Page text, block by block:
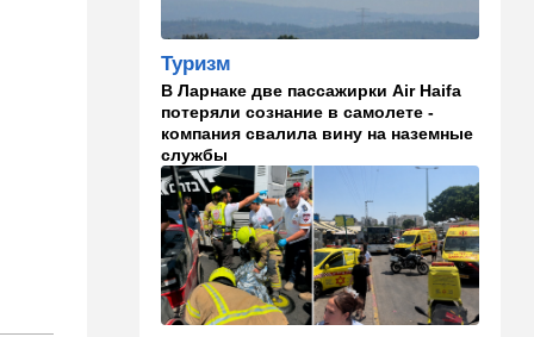
Совет мира начинает
Газе
21:21 Ближний Восток
Караван идет: Иран и Оман
почти договорились
20:40 В мире
"Мы вам не рады": в Греции
агрессивно встретили
круизный лайнер с
израильскими туристами
Туризм
В Ларнаке две пассажирки Air Haifa
потеряли сознание в самолете -
компания свалила вину на наземные
службы